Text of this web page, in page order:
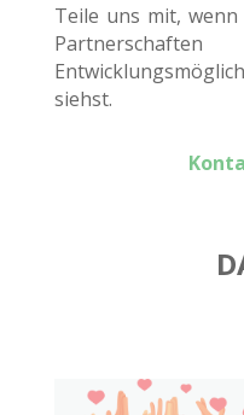
Teile uns mit,
siehst.